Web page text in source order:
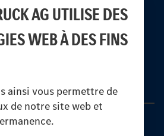
AG UTILISE DES
WEB À DES FINS
ainsi vous permettre de
de notre site web et
S.A.V Unimog